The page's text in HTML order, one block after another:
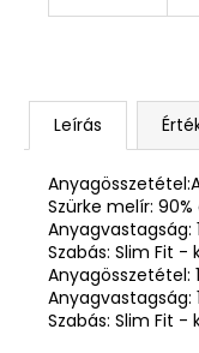
Leírás
Szürke melír:
Anyagvastagság:
Szabás: Slim Fit
Anyagösszetétel:
Anyagvastagság:
Szabás: Slim Fit